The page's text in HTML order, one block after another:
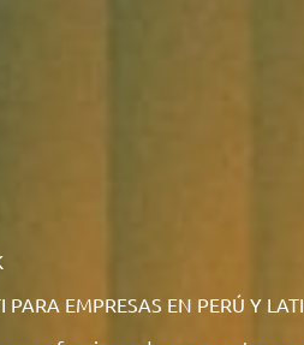
PARA EMPRESAS EN PERÚ Y